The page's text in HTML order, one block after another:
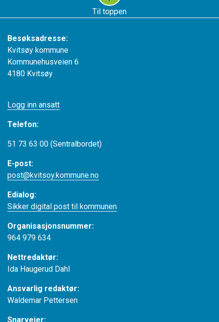
Til toppen
Besøksadresse:
Kvitsøy kommune
Kommunehusveien 6
4180 Kvitsøy
Logg inn ansatt
Telefon:
51 73 63 00 (Sentralbordet)
E-post:
post@kvitsoy.kommune.no
Edialog:
Sikker digital post til kommunen
Organisasjonsnummer:
964 979 634
Nettredaktør:
Ida Haugerud Dahl
Ansvarlig redaktør:
Waldemar Pettersen
Snarveier: